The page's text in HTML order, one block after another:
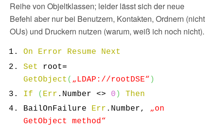
Reihe von Objeltklassen; leider lässt sich der neue
Befehl aber nur bei Benutzern, Kontakten, Ordnern (nicht
OUs) und Druckern nutzen (warum, weiß ich noch nicht).
On Error Resume
Next
Set
root=
GetObject ( „LDAP://rootDSE“ )
If
( Err . Number <> 0 )
Then
BailOnFailure Err . Number, „on
GetObject method“